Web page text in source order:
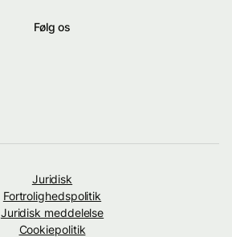
Følg os
Juridisk
Fortrolighedspolitik
Juridisk meddelelse
Cookiepolitik